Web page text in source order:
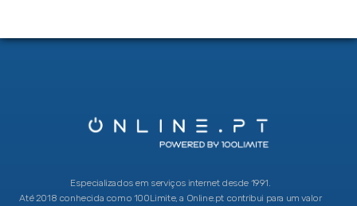
Especializados em serviços internet desde 1991.
Até 2018 conhecida como 100Limite, a Online.pt contribui para um valor